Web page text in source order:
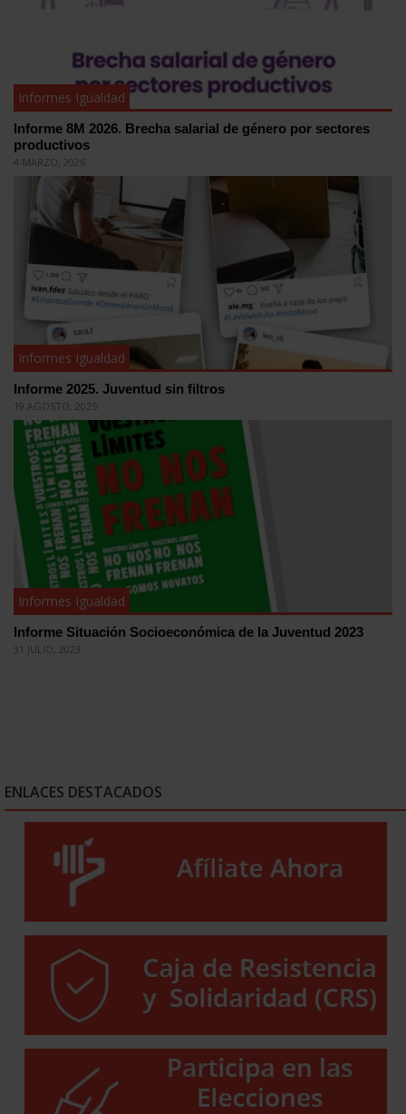
Informes Igualdad
Informe 8M 2026. Brecha salarial de género por sectores
productivos
4 MARZO, 2026
Informes Igualdad
Informe 2025. Juventud sin filtros
19 AGOSTO, 2025
Informes Igualdad
Informe Situación Socioeconómica de la Juventud 2023
31 JULIO, 2023
ENLACES DESTACADOS